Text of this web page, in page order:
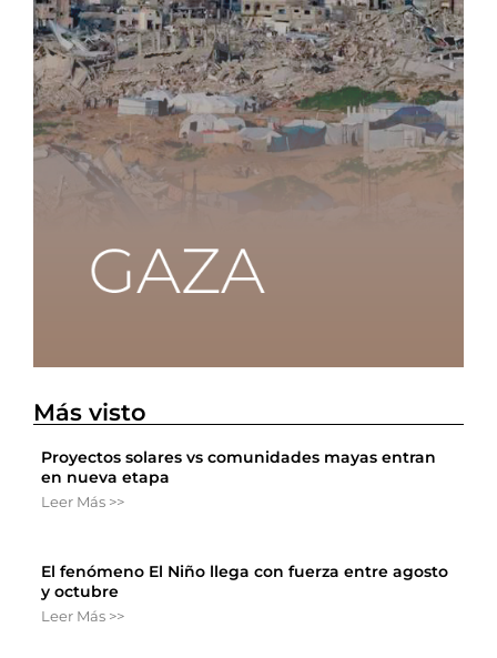
Más visto
Proyectos solares vs comunidades mayas entran
en nueva etapa
Leer Más >>
El fenómeno El Niño llega con fuerza entre agosto
y octubre
Leer Más >>